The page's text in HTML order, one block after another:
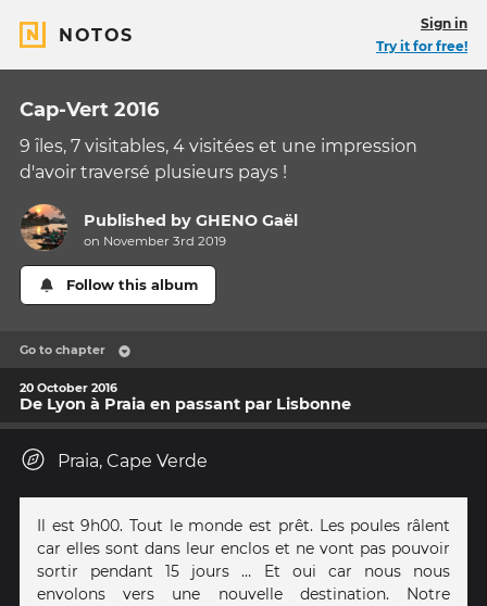
NOTOS
Sign in
Try it for free!
Cap-Vert 2016
9 îles, 7 visitables, 4 visitées et une impression
d'avoir traversé plusieurs pays !
Published byGHENO Gaël
on November 3rd 2019
Follow this album
Go to chapter
20 October 2016
De Lyon à Praia en passant par Lisbonne
Praia, Cape Verde
Il est 9h00. Tout le monde est prêt. Les poules râlent
car elles sont dans leur enclos et ne vont pas pouvoir
sortir pendant 15 jours … Et oui car nous nous
envolons vers une nouvelle destination. Notre